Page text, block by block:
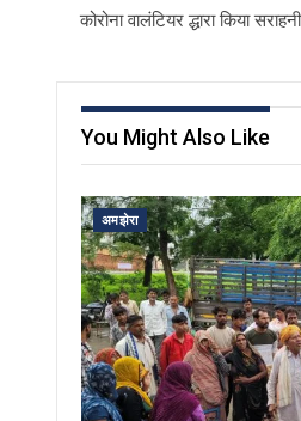
कोरोना वालंटियर द्धारा किया
You Might Also Like
अमझेरा